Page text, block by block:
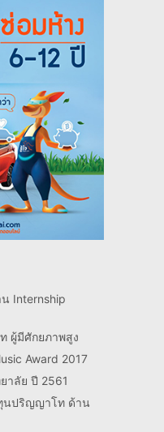
Internship
ผู้มีศักยภาพสูง
Award 2017
าลัย ปี 2561
นปริญญาโท ด้าน